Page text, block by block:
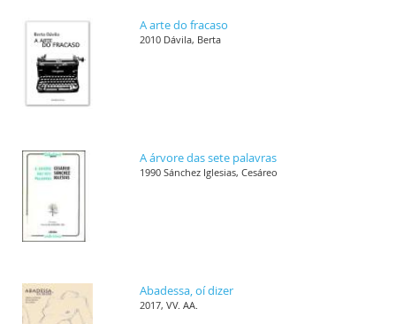
A arte do fracaso
2010 Dávila, Berta
A árvore das sete palavras
1990 Sánchez Iglesias, Cesáreo
Abadessa, oí dizer
2017, VV. AA.